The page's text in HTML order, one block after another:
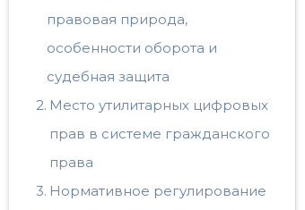
правовая природа,
особенности оборота и
судебная защита
Место утилитарных цифровых
прав в системе гражданского
права
Нормативное регулирование